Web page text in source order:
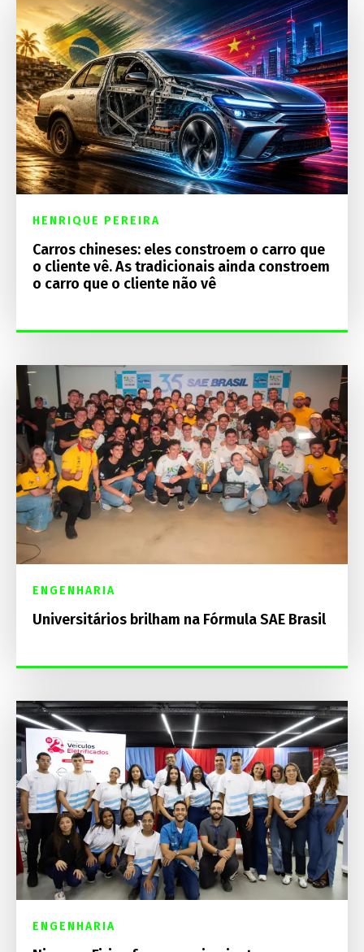
HENRIQUE PEREIRA
Carros chineses: eles constroem o carro que
o cliente vê. As tradicionais ainda constroem
o carro que o cliente não vê
ENGENHARIA
Universitários brilham na Fórmula SAE Brasil
ENGENHARIA